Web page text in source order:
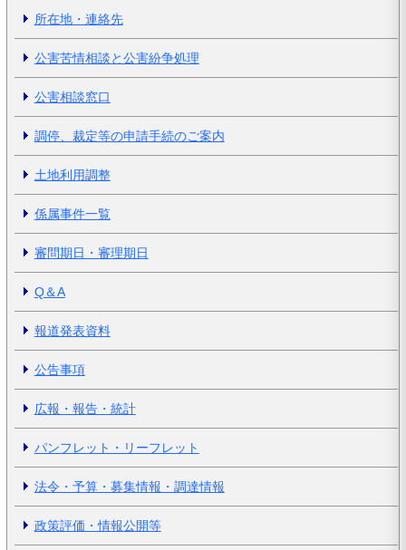
所在地・連絡先
公害苦情相談と公害紛争処理
公害相談窓口
調停、裁定等の申請手続のご案内
土地利用調整
係属事件一覧
審問期日・審理期日
Q＆A
報道発表資料
公告事項
広報・報告・統計
パンフレット・リーフレット
法令・予算・募集情報・調達情報
政策評価・情報公開等